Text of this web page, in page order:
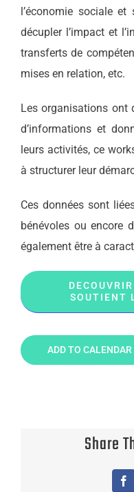
l’économie sociale
décupler l’impact et
transferts de
mises en relation, etc.
Les organisations ont
d’informations et
leurs activités, ce
à structurer leur
Ces données sont
bénévoles ou encore
également être à
SOUTIENT
ADD TO CALENDAR
Share